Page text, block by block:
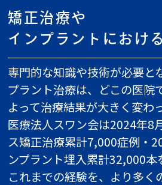
矯正治療や
インプラントにおけ
専門的な知識や技術が必要と
プラント治療は、どこの医院
よって治療結果が大きく変わ
医療法人スワン会は2024年8
ス矯正治療累計7,000症例・
ンプラント埋入累計32,000本
これまでの経験を、より多く